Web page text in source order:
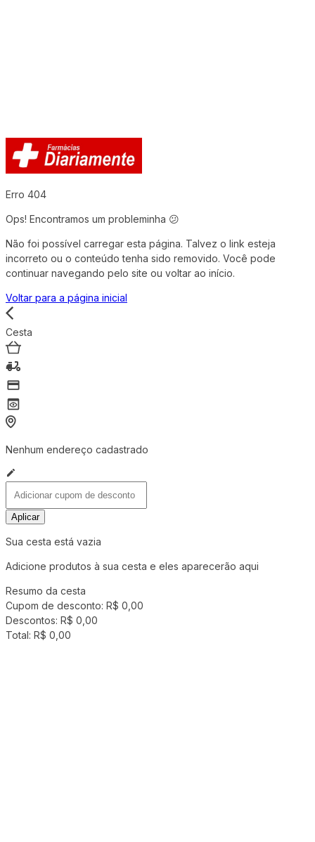
Erro 404
Ops! Encontramos um probleminha 😕
Não foi possível carregar esta página. Talvez o link esteja
incorreto ou o conteúdo tenha sido removido. Você pode
continuar navegando pelo site ou voltar ao início.
Voltar para a página inicial
Cesta
Nenhum endereço cadastrado
Aplicar
Sua cesta está vazia
Adicione produtos à sua cesta e eles aparecerão aqui
Resumo da cesta
Cupom de desconto: R$ 0,00
Descontos: R$ 0,00
Total: R$ 0,00